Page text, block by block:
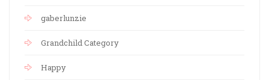
gaberlunzie
Grandchild Category
Happy